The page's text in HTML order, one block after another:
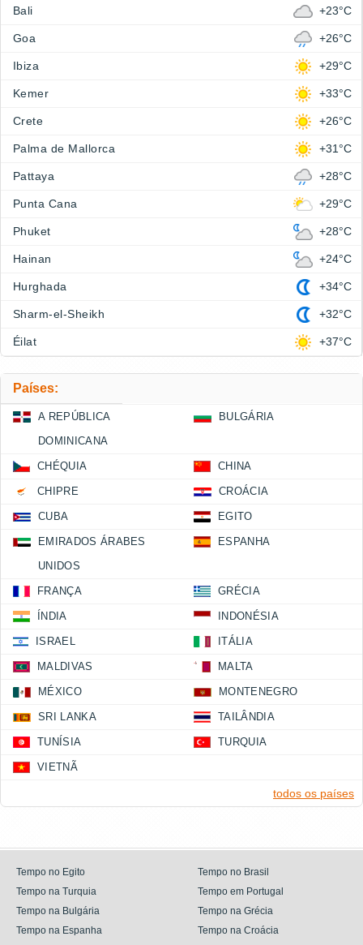
Bali +23°C
Goa +26°C
Ibiza +29°C
Kemer +33°C
Crete +26°C
Palma de Mallorca +31°C
Pattaya +28°C
Punta Cana +29°C
Phuket +28°C
Hainan +24°C
Hurghada +34°C
Sharm-el-Sheikh +32°C
Éilat +37°C
Países:
A REPÚBLICA
DOMINICANA
BULGÁRIA
CHÉQUIA CHINA
CHIPRE CROÁCIA
CUBA EGITO
EMIRADOS ÁRABES
UNIDOS
ESPANHA
FRANÇA GRÉCIA
ÍNDIA INDONÉSIA
ISRAEL ITÁLIA
MALDIVAS MALTA
MÉXICO MONTENEGRO
SRI LANKA TAILÂNDIA
TUNÍSIA TURQUIA
VIETNÃ
todos os países
Tempo no Egito
Tempo no Brasil
Tempo na Turquia
Tempo em Portugal
Tempo na Bulgária
Tempo na Grécia
Tempo na Espanha
Tempo na Croácia